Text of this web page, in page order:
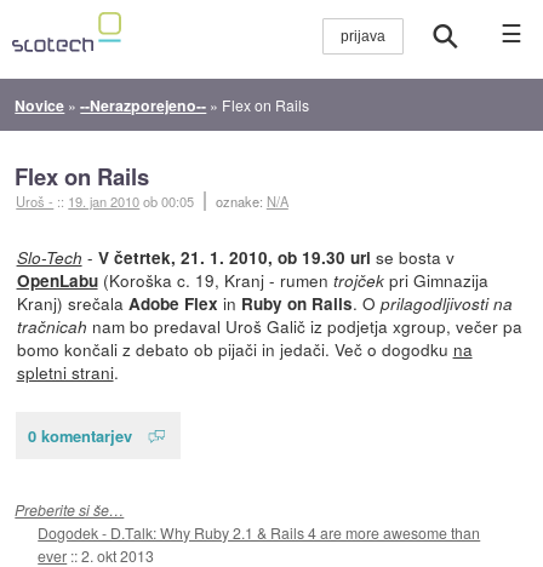
☰
Novice »--Nerazporejeno-- » Flex on Rails
Flex on Rails
Uroš - :: 19. jan 2010ob 00:05 oznake: N/A
Slo-Tech - V četrtek, 21. 1. 2010, ob 19.30 uri se bosta v
OpenLabu(Koroška c. 19, Kranj - rumen trojčekpri Gimnazija
Kranj) srečala Adobe Flex in Ruby on Rails. O prilagodljivosti na
tračnicah nam bo predaval Uroš Galič iz podjetja xgroup, večer pa
bomo končali z debato ob pijači in jedači. Več o dogodku na
spletni strani.
0 komentarjev
Preberite si še…
Dogodek - D.Talk: Why Ruby 2.1 & Rails 4 are more awesome than
ever ::2. okt 2013